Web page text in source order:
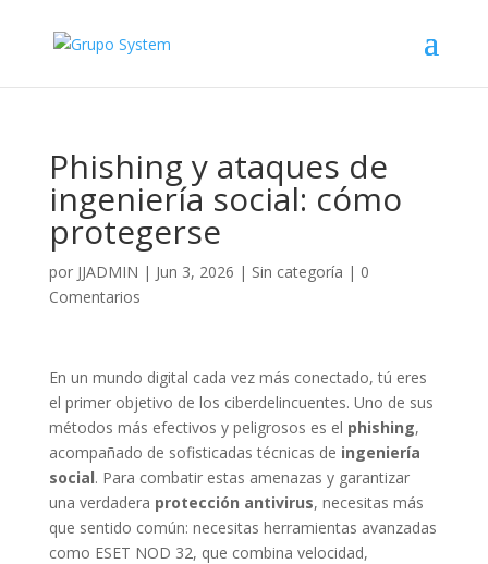
Phishing y ataques de
ingeniería social: cómo
protegerse
por JJADMIN | Jun 3, 2026 | Sin categoría | 0
Comentarios
En un mundo digital cada vez más conectado, tú eres
el primer objetivo de los ciberdelincuentes. Uno de sus
métodos más efectivos y peligrosos es el phishing,
acompañado de sofisticadas técnicas de ingeniería
social. Para combatir estas amenazas y garantizar
una verdadera protección antivirus, necesitas más
que sentido común: necesitas herramientas avanzadas
como ESET NOD 32, que combina velocidad,